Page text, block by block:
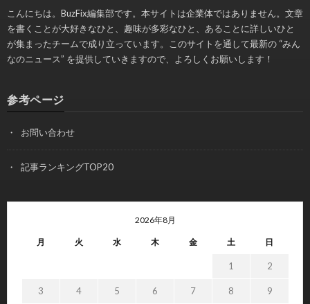
こんにちは。BuzFix編集部です。本サイトは企業体ではありません。文章
を書くことが大好きなひと、趣味が多彩なひと、あることに詳しいひと
が集まったチームで成り立っています。このサイトを通して最新の “みん
なのニュース” を提供していきますので、よろしくお願いします！
参考ページ
お問い合わせ
記事ランキングTOP20
2026年8月
月 火 水 木 金 土 日
1 2
3 4 5 6 7 8 9